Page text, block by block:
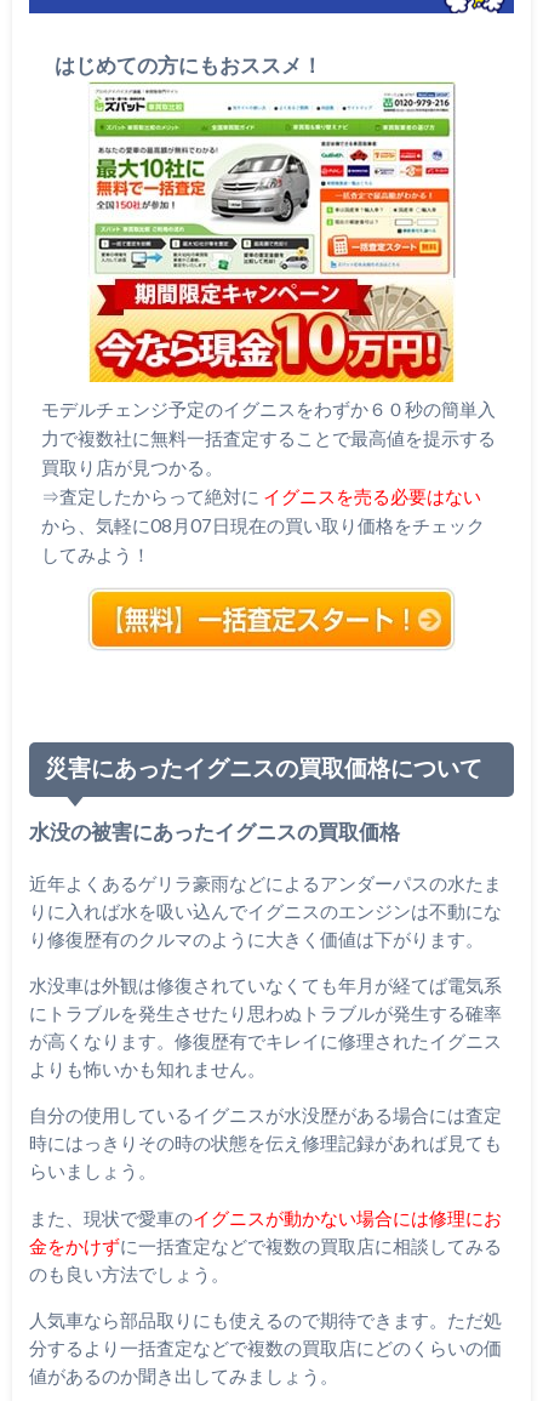
はじめての方にもおススメ！
モデルチェンジ予定のイグニスをわずか６０秒の簡単入
力で複数社に無料一括査定することで最高値を提示する
買取り店が見つかる。
⇒査定したからって絶対に イグニスを売る必要はない
から、気軽に08月07日現在の買い取り価格をチェック
してみよう！
災害にあったイグニスの買取価格について
水没の被害にあったイグニスの買取価格
近年よくあるゲリラ豪雨などによるアンダーパスの水たま
りに入れば水を吸い込んでイグニスのエンジンは不動にな
り修復歴有のクルマのように大きく価値は下がります。
水没車は外観は修復されていなくても年月が経てば電気系
にトラブルを発生させたり思わぬトラブルが発生する確率
が高くなります。修復歴有でキレイに修理されたイグニス
よりも怖いかも知れません。
自分の使用しているイグニスが水没歴がある場合には査定
時にはっきりその時の状態を伝え修理記録があれば見ても
らいましょう。
また、現状で愛車のイグニスが動かない場合には修理にお
金をかけずに一括査定などで複数の買取店に相談してみる
のも良い方法でしょう。
人気車なら部品取りにも使えるので期待できます。ただ処
分するより一括査定などで複数の買取店にどのくらいの価
値があるのか聞き出してみましょう。